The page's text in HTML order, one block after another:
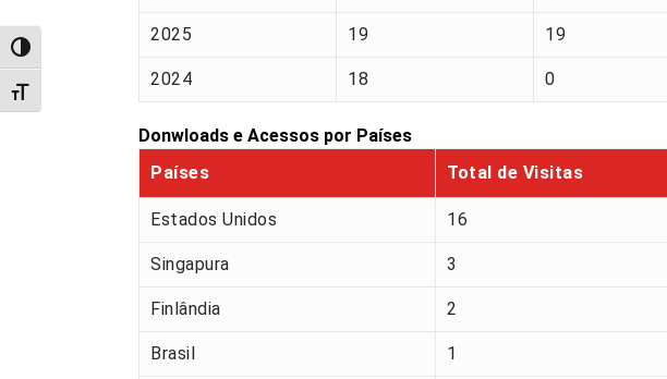
Alternar alto contraste
Alternar tamanho da fonte
2025 19 19
2024 18 0
Donwloads e Acessos por Países
Países
Total de Visitas
Estados Unidos 16
Singapura 3
Finlândia 2
Brasil 1